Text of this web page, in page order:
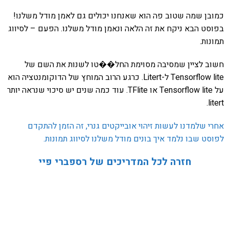
כמובן שמה שטוב פה הוא שאנחנו יכולים גם לאמן מודל משלנו!
בפוסט הבא ניקח את זה הלאה ונאמן מודל משלנו. הפעם – לסיווג
תמונות.
חשוב לציין שמסיבה מסוימת החל��טו לשנות את השם של
Tensorflow lite ל-Litert. כרגע הרוב המוחץ של הדוקומנטציה הוא
על Tensorflow lite או TFlite. עוד כמה שנים יש סיכוי שנראה יותר
litert.
אחרי שלמדנו לעשות זיהוי אובייקטים גנרי, זה הזמן להתקדם
לפוסט שבו נלמד איך בונים מודל משלנו לסיווג תמונות.
חזרה לכל המדריכים של רספברי פיי